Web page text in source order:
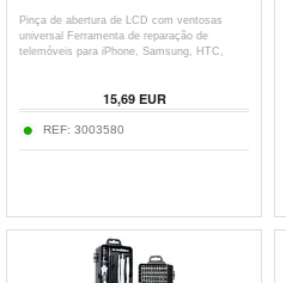
Pinça de abertura de LCD com ventosas
universal Ferramenta de reparação de
telemóveis para iPhone, Samsung, HTC,
15,69EUR
REF: 3003580